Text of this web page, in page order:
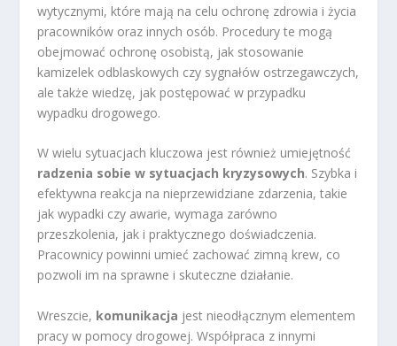
wytycznymi, które mają na celu ochronę zdrowia i życia
pracowników oraz innych osób. Procedury te mogą
obejmować ochronę osobistą, jak stosowanie
kamizelek odblaskowych czy sygnałów ostrzegawczych,
ale także wiedzę, jak postępować w przypadku
wypadku drogowego.
W wielu sytuacjach kluczowa jest również umiejętność
radzenia sobie w sytuacjach kryzysowych. Szybka i
efektywna reakcja na nieprzewidziane zdarzenia, takie
jak wypadki czy awarie, wymaga zarówno
przeszkolenia, jak i praktycznego doświadczenia.
Pracownicy powinni umieć zachować zimną krew, co
pozwoli im na sprawne i skuteczne działanie.
Wreszcie, komunikacja jest nieodłącznym elementem
pracy w pomocy drogowej. Współpraca z innymi